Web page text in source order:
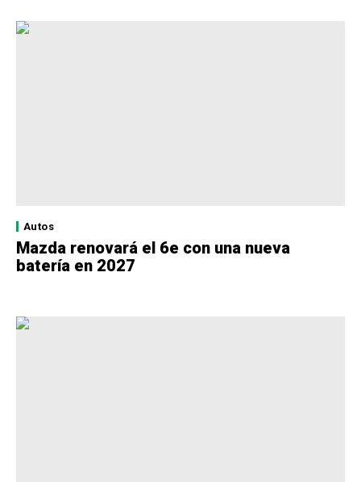
Autos
Mazda renovará el 6e con una nueva
batería en 2027